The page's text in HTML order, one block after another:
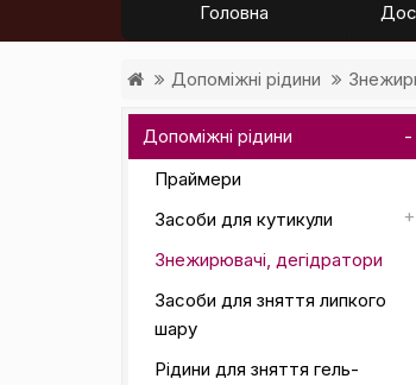
Головна
Допоміжні рідини
Допоміжні рідини
Праймери
Засоби для кутикули
Знежирювачі, дегідратори
Засоби для зняття липкого
шару
Рідини для зняття гель-